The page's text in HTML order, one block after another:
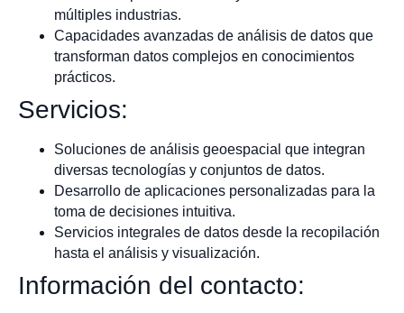
múltiples industrias.
Capacidades avanzadas de análisis de datos que
transforman datos complejos en conocimientos
prácticos.
Servicios:
Soluciones de análisis geoespacial que integran
diversas tecnologías y conjuntos de datos.
Desarrollo de aplicaciones personalizadas para la
toma de decisiones intuitiva.
Servicios integrales de datos desde la recopilación
hasta el análisis y visualización.
Información del contacto: